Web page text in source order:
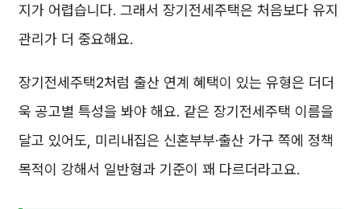
지가 어렵습니다. 그래서 장기전세주택은 처음보다 유지
관리가 더 중요해요.
장기전세주택2처럼 출산 연계 혜택이 있는 유형은 더더
욱 공고별 특성을 봐야 해요. 같은 장기전세주택 이름을
달고 있어도, 미리내집은 신혼부부·출산 가구 쪽에 정책
목적이 강해서 일반형과 기준이 꽤 다르더라고요.